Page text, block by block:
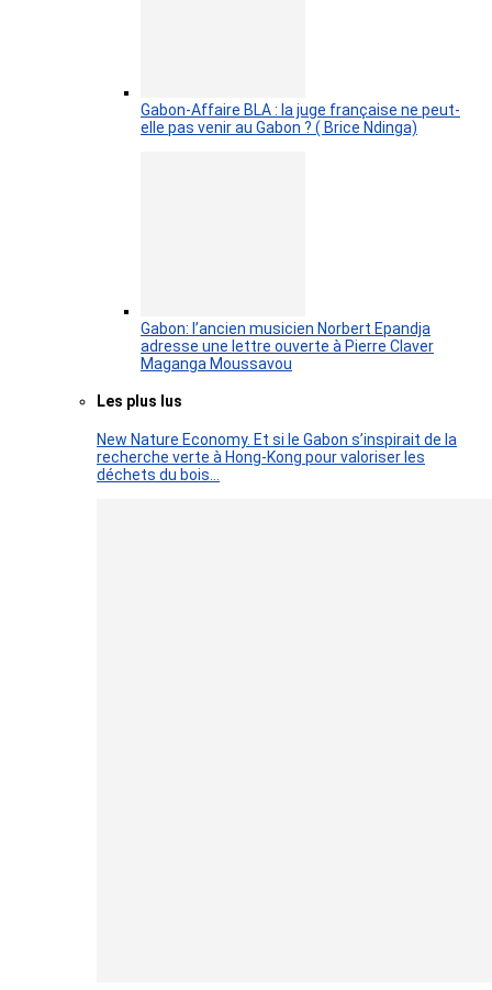
Gabon-Affaire BLA : la juge française ne peut-
elle pas venir au Gabon ? ( Brice Ndinga)
Gabon: l’ancien musicien Norbert Epandja
adresse une lettre ouverte à Pierre Claver
Maganga Moussavou
Les plus lus
New Nature Economy. Et si le Gabon s’inspirait de la
recherche verte à Hong-Kong pour valoriser les
déchets du bois…